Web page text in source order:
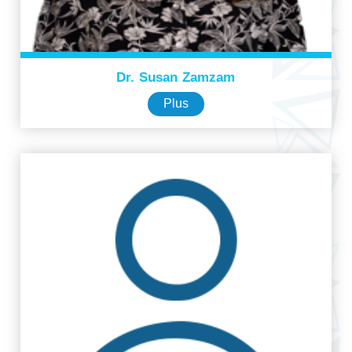
Dr. Susan Zamzam
Plus